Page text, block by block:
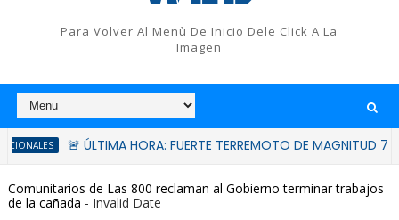
Para Volver Al Menù De Inicio Dele Click A La
Imagen
🚨 ÚLTIMA HORA: FUERTE TERREMOTO DE MAGNITUD 7.4
Comunitarios de Las 800 reclaman al Gobierno terminar trabajos
de la cañada - Invalid Date